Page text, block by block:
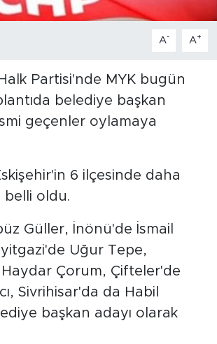
A- A+
Partisi'nde MYK bugün
belediye başkan
geçenler oylamaya
6 ilçesinde daha
belli oldu.
Güller, İnönü'de İsmail
Uğur Tepe,
Haydar Çorum, Çifteler'de
Sivrihisar'da da Habil
başkan adayı olarak